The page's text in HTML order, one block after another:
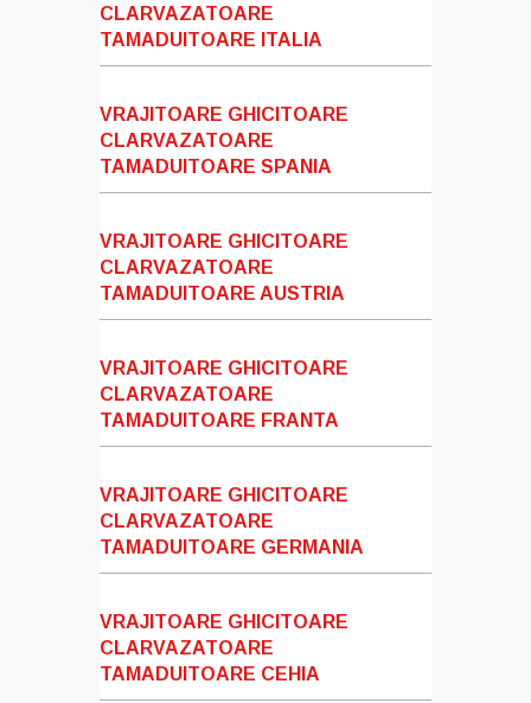
CLARVAZATOARE
TAMADUITOARE ITALIA
VRAJITOARE GHICITOARE
CLARVAZATOARE
TAMADUITOARE SPANIA
VRAJITOARE GHICITOARE
CLARVAZATOARE
TAMADUITOARE AUSTRIA
VRAJITOARE GHICITOARE
CLARVAZATOARE
TAMADUITOARE FRANTA
VRAJITOARE GHICITOARE
CLARVAZATOARE
TAMADUITOARE GERMANIA
VRAJITOARE GHICITOARE
CLARVAZATOARE
TAMADUITOARE CEHIA